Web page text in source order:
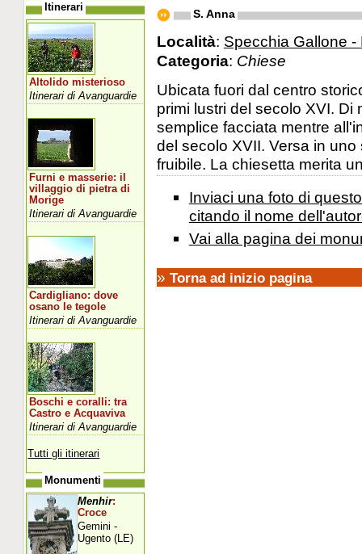
S. Anna
Località: Specchia Gallone
Categoria: Chiese
Ubicata fuori dal centro
primi lustri del secolo XVI.
semplice facciata mentre
del secolo XVII. Versa in
fruibile. La chiesetta merita
Inviaci una foto di
citando il nome
Vai alla pagina dei
» Torna ad inizio pagina
Itinerari
Altolido misterioso
Itinerari di Avanguardie
Furni e masserie: il
villaggio di pietra di
Morige
Itinerari di Avanguardie
Cardigliano: dove
osano le tegole
Itinerari di Avanguardie
Boschi e coralli: tra
Castro e Acquaviva
Itinerari di Avanguardie
Tutti gli itinerari
Monumenti
Menhir:
Croce
Gemini -
Ugento (LE)